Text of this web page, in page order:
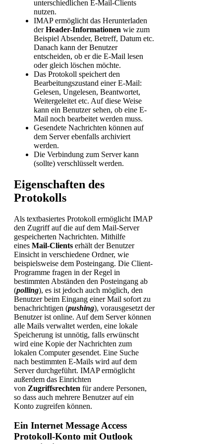
unterschiedlichen E-Mail-Clients
nutzen.
IMAP ermöglicht das Herunterladen
derHeader-Informationen wie zum
Beispiel Absender, Betreff, Datum etc.
Danach kann der Benutzer
entscheiden, ob er die E-Mail lesen
oder gleich löschen möchte.
Das Protokoll speichert den
Bearbeitungszustand einer E-Mail:
Gelesen, Ungelesen, Beantwortet,
Weitergeleitet etc. Auf diese Weise
kann ein Benutzer sehen, ob eine E-
Mail noch bearbeitet werden muss.
Gesendete Nachrichten können auf
dem Server ebenfalls archiviert
werden.
Die Verbindung zum Server kann
(sollte) verschlüsselt werden.
Eigenschaften des
Protokolls
Als textbasiertes Protokoll ermöglicht IMAP
den Zugriff auf die auf dem Mail-Server
gespeicherten Nachrichten. Mithilfe
eines Mail-Clients erhält der Benutzer
Einsicht in verschiedene Ordner, wie
beispielsweise dem Posteingang. Die Client-
Programme fragen in der Regel in
bestimmten Abständen den Posteingang ab
(polling), es ist jedoch auch möglich, den
Benutzer beim Eingang einer Mail sofort zu
benachrichtigen (pushing), vorausgesetzt der
Benutzer ist online. Auf dem Server können
alle Mails verwaltet werden, eine lokale
Speicherung ist unnötig, falls erwünscht
wird eine Kopie der Nachrichten zum
lokalen Computer gesendet. Eine Suche
nach bestimmten E-Mails wird auf dem
Server durchgeführt. IMAP ermöglicht
außerdem das Einrichten
von Zugriffsrechten für andere Personen,
so dass auch mehrere Benutzer auf ein
Konto zugreifen können.
Ein Internet Message Access
Protokoll-Konto mit Outlook